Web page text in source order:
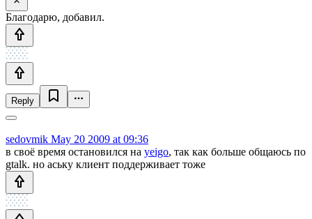
Благодарю, добавил.
Reply
sedovmik May 20 2009 at 09:36
в своё время остановился на yeigo, так как больше общаюсь по
gtalk. но аську клиент поддерживает тоже